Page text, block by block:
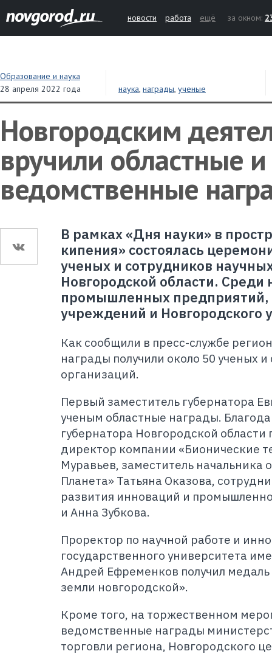
новости работа ещё за окном:
Образование и наука
28 апреля 2022 года
наука, награды, ученые
Новгородским
вручили областные и
ведомственные
В рамках «Дня науки» в
кипения» состоялась
ученых и сотрудников
Новгородской области. Среди
промышленных предприятий,
учреждений и Новгородского
Как сообщили в пресс-службе
награды получили около 50 ученых
организаций.
Первый заместитель губернатора
ученым областные награды.
губернатора Новгородской области
директор компании «Бионические
Муравьев, заместитель начальника
Планета» Татьяна Оказова,
развития инноваций и
и Анна Зубкова.
Проректор по научной работе и
государственного университета
Андрей Ефременков получил медаль
земли новгородской».
Кроме того, на торжественном
ведомственные награды
торговли региона, Новгородского